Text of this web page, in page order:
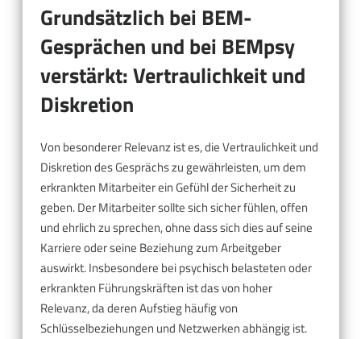
Grundsätzlich bei BEM-
Gesprächen und bei BEMpsy
verstärkt: Vertraulichkeit und
Diskretion
Von besonderer Relevanz ist es, die Vertraulichkeit und
Diskretion des Gesprächs zu gewährleisten, um dem
erkrankten Mitarbeiter ein Gefühl der Sicherheit zu
geben. Der Mitarbeiter sollte sich sicher fühlen, offen
und ehrlich zu sprechen, ohne dass sich dies auf seine
Karriere oder seine Beziehung zum Arbeitgeber
auswirkt. Insbesondere bei psychisch belasteten oder
erkrankten Führungskräften ist das von hoher
Relevanz, da deren Aufstieg häufig von
Schlüsselbeziehungen und Netzwerken abhängig ist.